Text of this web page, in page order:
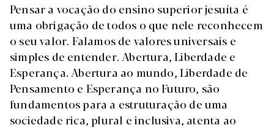
Pensar a vocação do ensino superior jesuíta é
uma obrigação de todos o que nele reconhecem
o seu valor. Falamos de valores universais e
simples de entender. Abertura, Liberdade e
Esperança. Abertura ao mundo, Liberdade de
Pensamento e Esperança no Futuro, são
fundamentos para a estruturação de uma
sociedade rica, plural e inclusiva, atenta ao